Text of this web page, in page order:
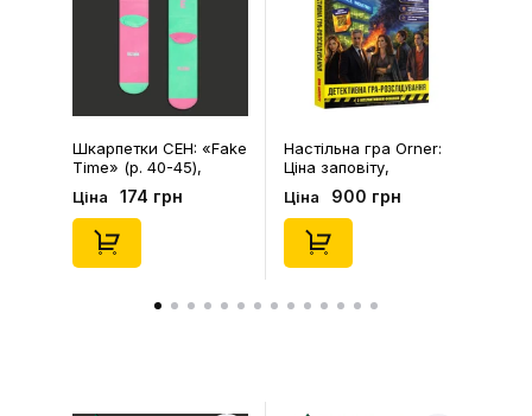
Залишити відгук
Шкарпетки CEH: «Fake
Time» (р. 40-45),
(91680)
Ціна 174 грн
Настільна гра Orner:
Ціна заповіту,
(253755)
Ціна 900 грн